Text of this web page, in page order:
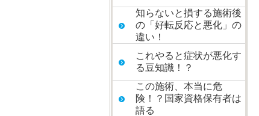
知らないと損する施術後
の「好転反応と悪化」の
違い！
これやると症状が悪化す
る豆知識！？
この施術、本当に危
険！？国家資格保有者は
語る